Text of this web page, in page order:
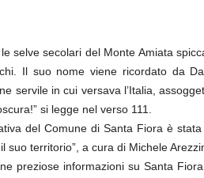
selve secolari del Monte Amiata
Il suo nome viene ricordato da
servile in cui versava l’Italia,
si legge nel verso 111.
del Comune di Santa Fiora è
suo territorio”, a cura di Michele
preziose informazioni su Santa